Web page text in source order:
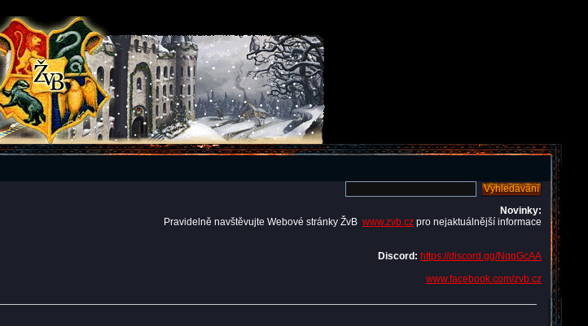
Novinky:
Pravidelně navštěvujte Webové stránky ŽvB www.zvb.cz pro nejaktuálnější informace
Discord: https://discord.gg/NqqGcAA
www.facebook.com/zvb.cz